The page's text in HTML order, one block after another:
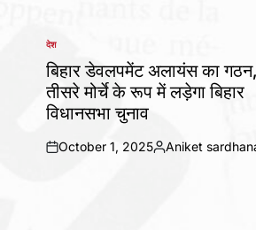
POSTED
IN
देश
बिहार डेवलपमेंट अलायंस का गठन,
तीसरे मोर्चे के रूप में लड़ेगा बिहार
विधानसभा चुनाव
on
October 1, 2025
Posted
Aniket